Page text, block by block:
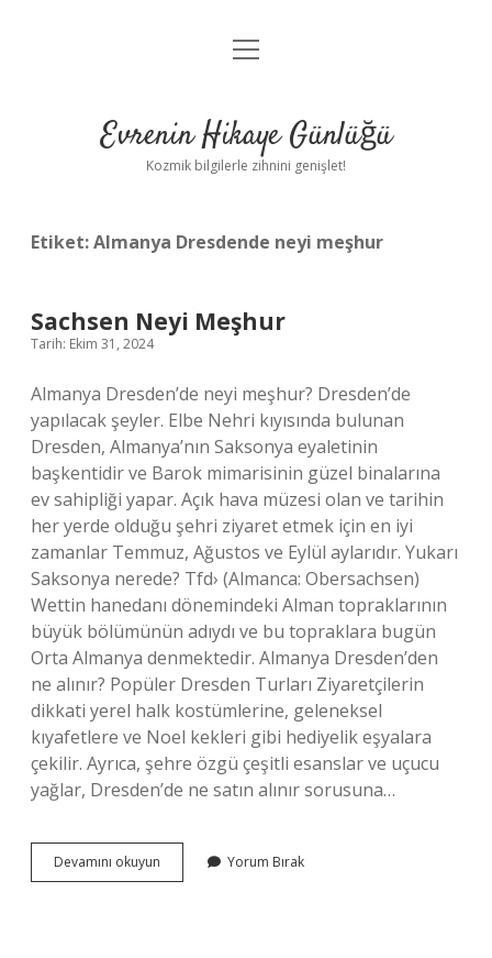
Anasayfa
Yasal Uyarı
menüyü
Evrenin Hikaye Günlüğü
Kozmik bilgilerle zihnini genişlet!
Etiket:Almanya Dresdende neyi meşhur
Sachsen Neyi Meşhur
Tarih: Ekim 31, 2024
Almanya Dresden’de neyi meşhur? Dresden’de
yapılacak şeyler. Elbe Nehri kıyısında bulunan
Dresden, Almanya’nın Saksonya eyaletinin
başkentidir ve Barok mimarisinin güzel binalarına
ev sahipliği yapar. Açık hava müzesi olan ve tarihin
her yerde olduğu şehri ziyaret etmek için en iyi
zamanlar Temmuz, Ağustos ve Eylül aylarıdır. Yukarı
Saksonya nerede? Tfd› (Almanca: Obersachsen)
Wettin hanedanı dönemindeki Alman topraklarının
büyük bölümünün adıydı ve bu topraklara bugün
Orta Almanya denmektedir. Almanya Dresden’den
ne alınır? Popüler Dresden Turları Ziyaretçilerin
dikkati yerel halk kostümlerine, geleneksel
kıyafetlere ve Noel kekleri gibi hediyelik eşyalara
çekilir. Ayrıca, şehre özgü çeşitli esanslar ve uçucu
yağlar, Dresden’de ne satın alınır sorusuna…
Devamını okuyun Sachsen
Neyi
Yorum Bırak